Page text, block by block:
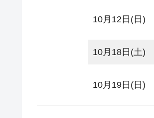
10月12日(日)
10月18日(土)
10月19日(日)